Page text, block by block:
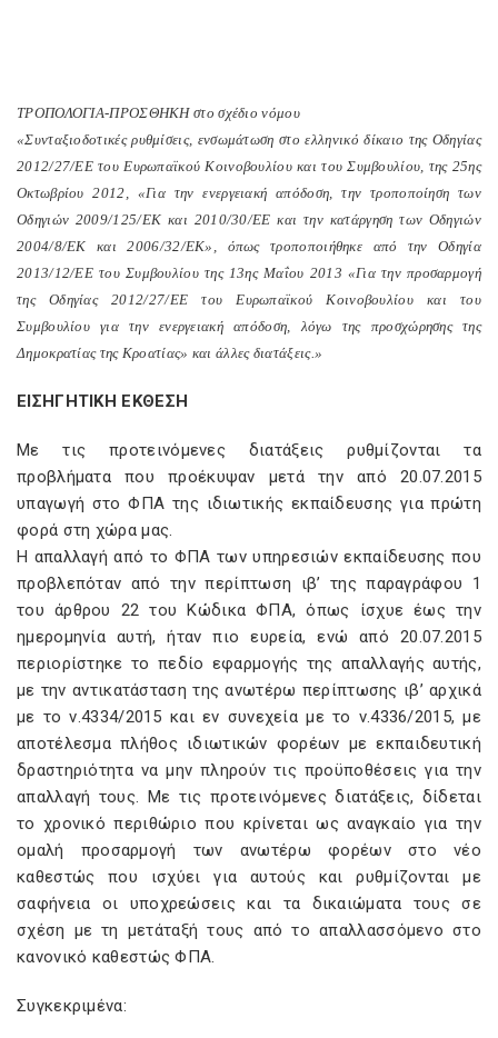
ΤΡΟΠΟΛΟΓΙΑ-ΠΡΟΣΘΗΚΗ στο σχέδιο νόμου
«Συνταξιοδοτικές ρυθμίσεις, ενσωμάτωση στο ελληνικό δίκαιο της Οδηγίας
2012/27/ΕΕ του Ευρωπαϊκού Κοινοβουλίου και του Συμβουλίου, της 25ης
Οκτωβρίου 2012, «Για την ενεργειακή απόδοση, την τροποποίηση των
Οδηγιών 2009/125/ΕΚ και 2010/30/ΕΕ και την κατάργηση των Οδηγιών
2004/8/ΕΚ και 2006/32/ΕΚ», όπως τροποποιήθηκε από την Οδηγία
2013/12/ΕΕ του Συμβουλίου της 13ης Μαΐου 2013 «Για την προσαρμογή
της Οδηγίας 2012/27/ΕΕ του Ευρωπαϊκού Κοινοβουλίου και του
Συμβουλίου για την ενεργειακή απόδοση, λόγω της προσχώρησης της
Δημοκρατίας της Κροατίας» και άλλες διατάξεις.»
ΕΙΣΗΓΗΤΙΚΗ ΕΚΘΕΣΗ
Με τις προτεινόμενες διατάξεις ρυθμίζονται τα
προβλήματα που προέκυψαν μετά την από 20.07.2015
υπαγωγή στο ΦΠΑ της ιδιωτικής εκπαίδευσης για πρώτη
φορά στη χώρα μας.
Η απαλλαγή από το ΦΠΑ των υπηρεσιών εκπαίδευσης που
προβλεπόταν από την περίπτωση ιβ’ της παραγράφου 1
του άρθρου 22 του Κώδικα ΦΠΑ, όπως ίσχυε έως την
ημερομηνία αυτή, ήταν πιο ευρεία, ενώ από 20.07.2015
περιορίστηκε το πεδίο εφαρμογής της απαλλαγής αυτής,
με την αντικατάσταση της ανωτέρω περίπτωσης ιβ’ αρχικά
με το ν.4334/2015 και εν συνεχεία με το ν.4336/2015, με
αποτέλεσμα πλήθος ιδιωτικών φορέων με εκπαιδευτική
δραστηριότητα να μην πληρούν τις προϋποθέσεις για την
απαλλαγή τους. Με τις προτεινόμενες διατάξεις, δίδεται
το χρονικό περιθώριο που κρίνεται ως αναγκαίο για την
ομαλή προσαρμογή των ανωτέρω φορέων στο νέο
καθεστώς που ισχύει για αυτούς και ρυθμίζονται με
σαφήνεια οι υποχρεώσεις και τα δικαιώματα τους σε
σχέση με τη μετάταξή τους από το απαλλασσόμενο στο
κανονικό καθεστώς ΦΠΑ.
Συγκεκριμένα: